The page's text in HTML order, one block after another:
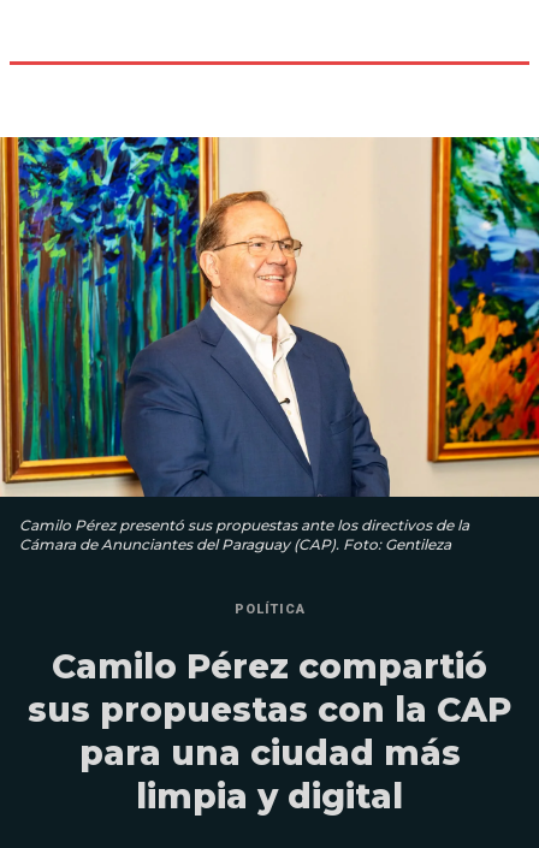
Camilo Pérez presentó sus propuestas ante los directivos de la
Cámara de Anunciantes del Paraguay (CAP). Foto: Gentileza
POLÍTICA
Camilo Pérez compartió
sus propuestas con la CAP
para una ciudad más
limpia y digital